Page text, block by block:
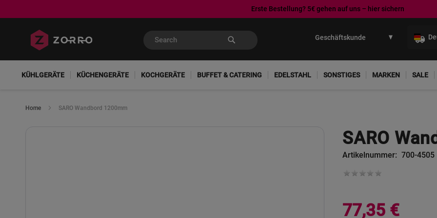
Erste Bestellung? 5€ gehen auf uns – hier sichern
KÜHLGERÄTE KÜCHENGERÄTE KOCHGERÄTE BUFFET & CATERING EDELSTAHL SONSTIGES MARKEN SALE
Home SARO Wandbord 1200mm
SARO
Artikelnummer 700-4505
77,35 €